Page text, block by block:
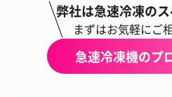
弊社は急速冷凍の
まずはお気軽にご
急速冷凍機のプ